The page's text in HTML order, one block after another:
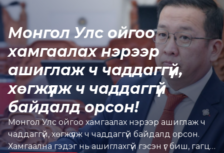
Монгол Улс ойгоо
хамгаалах нэрээр
ашиглаж ч чаддаггүй,
хөгжүүлж ч чаддаггүй
байдалд орсон!
Монгол Улс ойгоо хамгаалах нэрээр ашиглаж ч
чаддаггүй, хөгжүүлж ч чаддаггүй байдалд орсон.
Хамгаална гэдэг нь ашиглахгүй гэсэн үг биш, гагцхүү